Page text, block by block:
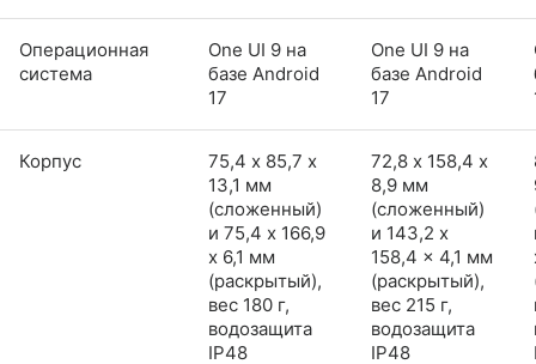
Операционная
система
One UI 9 на
базе Android
17
One UI 9 на
базе Android
17
Корпус
75,4 х 85,7 х
13,1 мм
(сложенный)
и 75,4 x 166,9
x 6,1 мм
(раскрытый),
вес 180 г,
водозащита
IP48
72,8 х 158,4 х
8,9 мм
(сложенный)
и 143,2 x
158,4 x 4,1 мм
(раскрытый),
вес 215 г,
водозащита
IP48